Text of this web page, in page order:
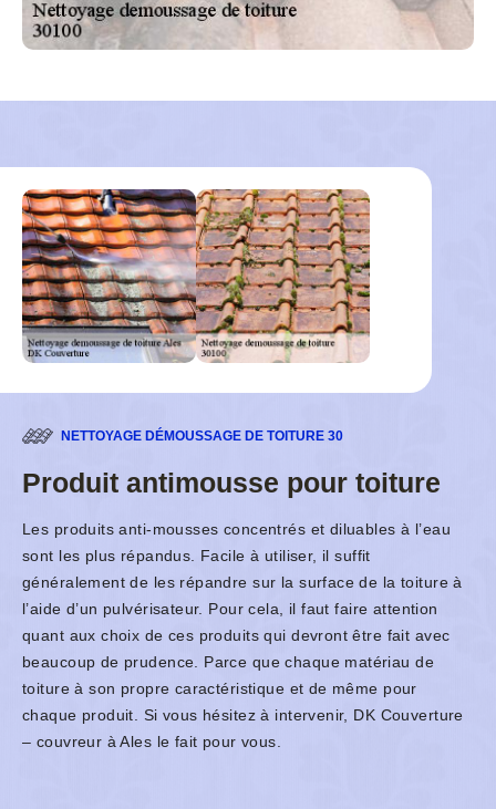
NETTOYAGE DÉMOUSSAGE DE TOITURE 30
Produit antimousse pour toiture
Les produits anti-mousses concentrés et diluables à l’eau
sont les plus répandus. Facile à utiliser, il suffit
généralement de les répandre sur la surface de la toiture à
l’aide d’un pulvérisateur. Pour cela, il faut faire attention
quant aux choix de ces produits qui devront être fait avec
beaucoup de prudence. Parce que chaque matériau de
toiture à son propre caractéristique et de même pour
chaque produit. Si vous hésitez à intervenir, DK Couverture
– couvreur à Ales le fait pour vous.